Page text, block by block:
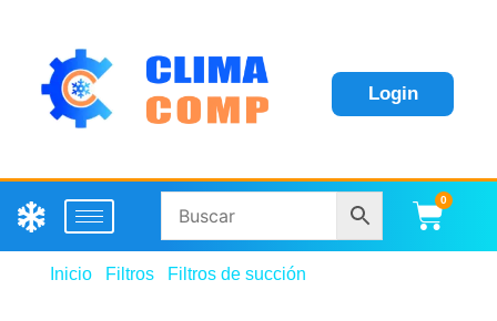
Login
0
Inicio Filtros Filtros de succión